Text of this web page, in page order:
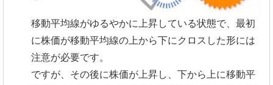
移動平均線がゆるやかに上昇している状態で、最初
に株価が移動平均線の上から下にクロスした形には
注意が必要です。
ですが、その後に株価が上昇し、下から上に移動平